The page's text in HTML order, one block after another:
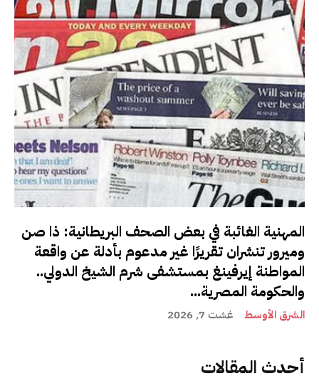
المهنية الغائبة في بعض الصحف البريطانية: ذا صن
وميرور تنشران تقريرًا غير مدعوم بأدلة عن واقعة
المواطنة إيرفينغ بمستشفى شرم الشيخ الدولي..
والحكومة المصرية...
الشرق الأوسط غشت 7, 2026
أحدث المقالات